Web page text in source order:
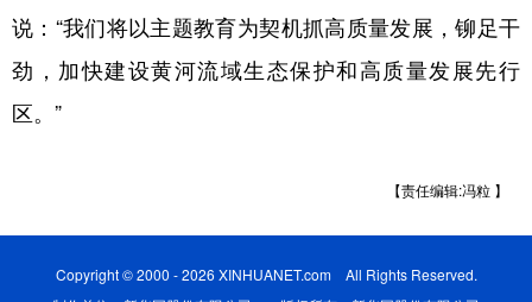
说：“我们将以主题教育为契机抓高质量发展，铆足干
劲，加快建设黄河流域生态保护和高质量发展先行
区。”
【责任编辑:冯粒 】
Copyright © 2000 - 2026 XINHUANET.com All Rights Reserved.